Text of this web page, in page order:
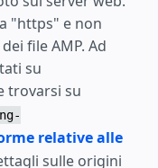
"https" e non
file AMP. Ad
su
trovarsi su
relative alle
sulle origini